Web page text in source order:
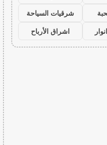
شرقيات السياحة
اشراق الأرباح